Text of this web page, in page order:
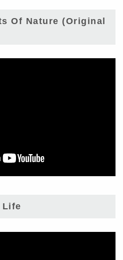
Of Nature (Original
Life